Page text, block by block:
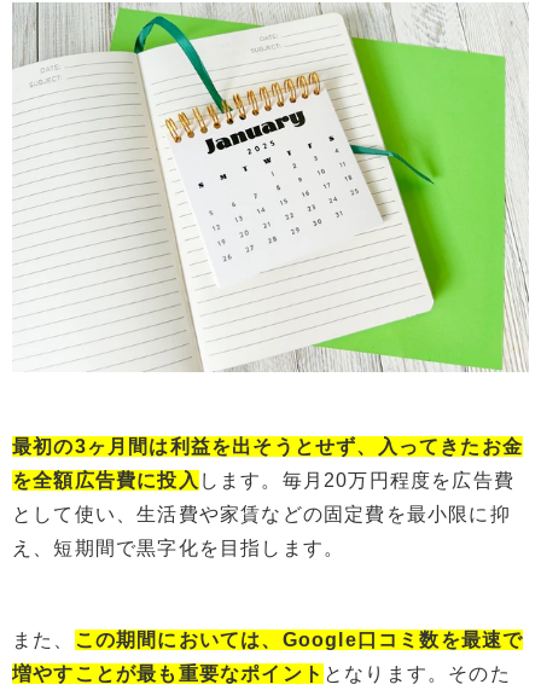
最初の3ヶ月間は利益を出そうとせず、入ってきたお金
を全額広告費に投入 します。毎月20万円程度を広告費
として使い、生活費や家賃などの固定費を最小限に抑
え、短期間で黒字化を目指します。
また、
この期間においては、Google口コミ数を最速で
増やすことが最も重要なポイント となります。そのた